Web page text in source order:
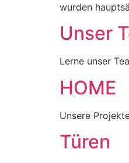
wurden
Unser
Lerne unser
HOME
Unsere
Türen